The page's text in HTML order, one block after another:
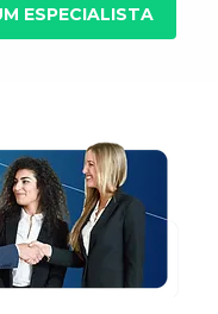
ESPECIALISTA